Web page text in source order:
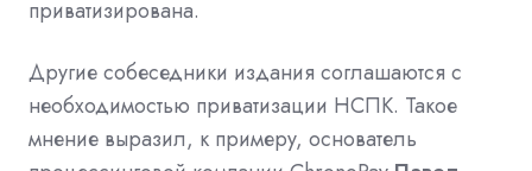
приватизирована.
Другие собеседники издания соглашаются с
необходимостью приватизации НСПК. Такое
мнение выразил, к примеру, основатель